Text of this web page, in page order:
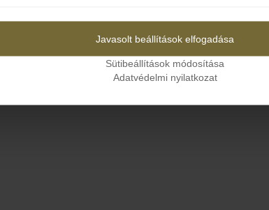
Javasolt beállítások elfogadása
Sütibeállítások módosítása
Adatvédelmi nyilatkozat